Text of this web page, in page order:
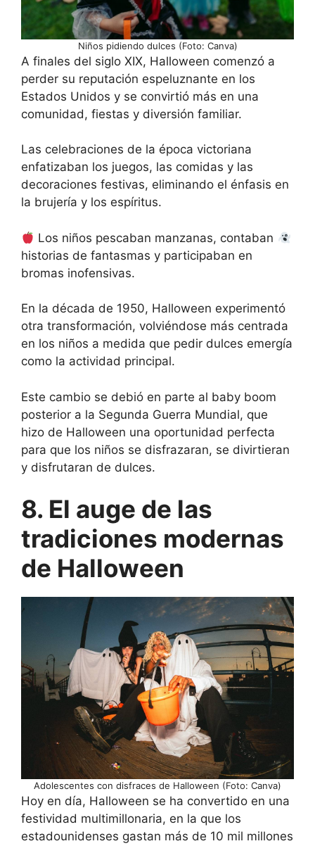
Niños pidiendo dulces (Foto: Canva)
A finales del siglo XIX, Halloween comenzó a
perder su reputación espeluznante en los
Estados Unidos y se convirtió más en una
comunidad, fiestas y diversión familiar.
Las celebraciones de la época victoriana
enfatizaban los juegos, las comidas y las
decoraciones festivas, eliminando el énfasis en
la brujería y los espíritus.
Los niños pescaban manzanas, contaban
historias de fantasmas y participaban en
bromas inofensivas.
En la década de 1950, Halloween experimentó
otra transformación, volviéndose más centrada
en los niños a medida que pedir dulces emergía
como la actividad principal.
Este cambio se debió en parte al baby boom
posterior a la Segunda Guerra Mundial, que
hizo de Halloween una oportunidad perfecta
para que los niños se disfrazaran, se divirtieran
y disfrutaran de dulces.
8. El auge de las
tradiciones modernas
de Halloween
Adolescentes con disfraces de Halloween (Foto: Canva)
Hoy en día, Halloween se ha convertido en una
festividad multimillonaria, en la que los
estadounidenses gastan más de 10 mil millones